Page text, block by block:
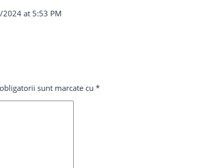
at 5:53 PM
sunt marcate cu *